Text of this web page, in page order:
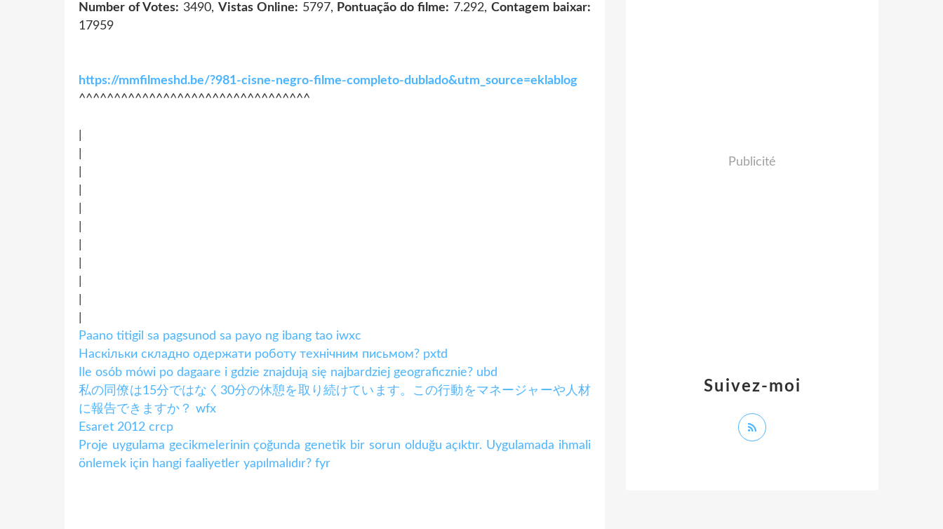
Number of Votes: 3490, Vistas Online: 5797, Pontuação do filme: 7.292,Contagem baixar:
17959
https://mmfilmeshd.be/?981-cisne-negro-filme-completo-dublado&utm_source=eklablog
^^^^^^^^^^^^^^^^^^^^^^^^^^^^^^^^^
Paano titigil sa pagsunod sa payo ng ibang tao iwxc
Наскільки складно одержати роботу технічним письмом? pxtd
Ile osób mówi po dagaare i gdzie znajdują się najbardziej geograficznie? ubd
私の同僚は15分ではなく30分の休憩を取り続けています。この行動をマネージャーや人材
に報告できますか？ wfx
Esaret 2012 crcp
Proje uygulama gecikmelerinin çoğunda genetik bir sorun olduğu açıktır. Uygulamada ihmali
önlemek için hangi faaliyetler yapılmalıdır? fyr
Suivez-moi
Publicité